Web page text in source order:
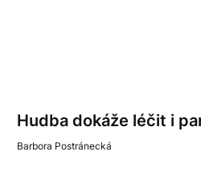
Hudba dokáže léčit i
Barbora Postránecká